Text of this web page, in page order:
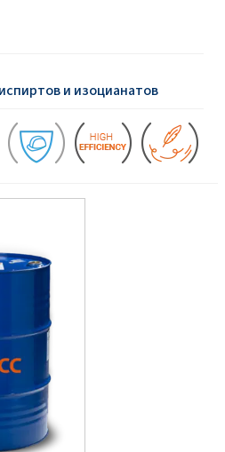
и изоцианатов